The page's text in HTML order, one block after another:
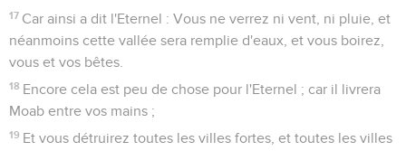
17 Car ainsi a dit l'Eternel : Vous ne verrez ni vent, ni pluie, et
néanmoins cette vallée sera remplie d'eaux, et vous boirez,
vous et vos bêtes.
18 Encore cela est peu de chose pour l'Eternel ; car il livrera
Moab entre vos mains ;
19 Et vous détruirez toutes les villes fortes, et toutes les villes